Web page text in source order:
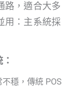
路，適合大多
用：主系統採
穩，傳統 POS